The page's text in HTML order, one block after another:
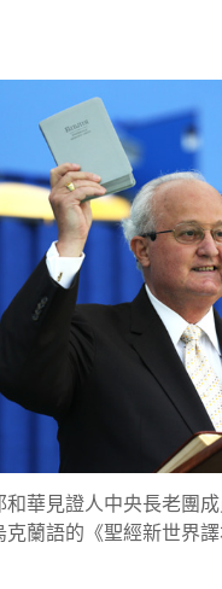
和華見證人中央長老團
克蘭語的《聖經新世界